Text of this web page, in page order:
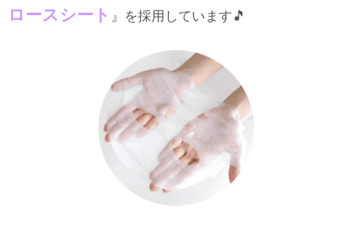
ロースシート 』を採用しています🎵